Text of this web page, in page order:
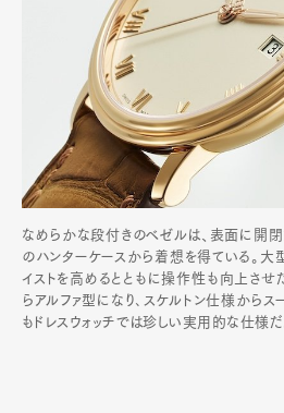
なめらかな段付きのベゼルは、表面に開
のハンターケースから着想を得ている。大
イストを高めるとともに操作性も向上させ
らアルファ型になり､スケルトン仕様からス
もドレスウォッチでは珍しい実用的な仕様だ